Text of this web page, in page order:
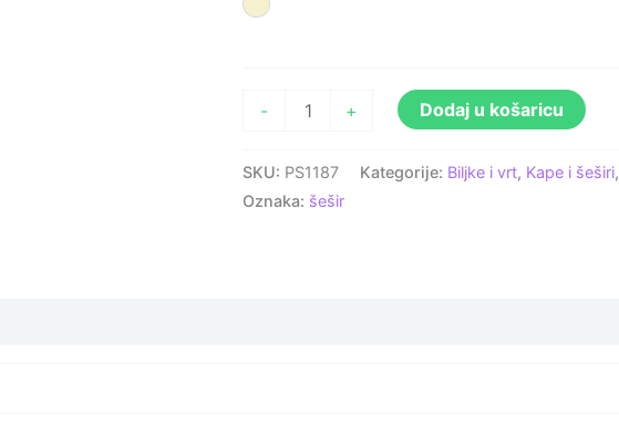
Prirodna
- + Dodaj u košaricu
SKU: PS1187 Kategorije: Biljke i vrt, Kape i šeširi,
Oznaka: šešir